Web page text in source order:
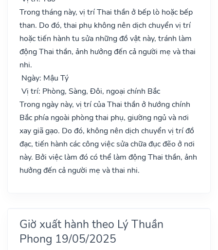
Trong tháng này, vị trí Thai thần ở bếp lò hoặc bếp
than. Do đó, thai phụ không nên dịch chuyển vị trí
hoặc tiến hành tu sửa những đồ vật này, tránh làm
động Thai thần, ảnh hưởng đến cả người mẹ và thai
nhi.
Ngày: Mậu Tý
Vị trí: Phòng, Sàng, Đôi, ngoại chính Bắc
Trong ngày này, vị trí của Thai thần ở hướng chính
Bắc phía ngoài phòng thai phụ, giường ngủ và nơi
xay giã gạo. Do đó, không nên dịch chuyển vị trí đồ
đạc, tiến hành các công việc sửa chữa đục đẽo ở nơi
này. Bởi việc làm đó có thể làm động Thai thần, ảnh
hưởng đến cả người mẹ và thai nhi.
Giờ xuất hành theo Lý Thuần
Phong 19/05/2025